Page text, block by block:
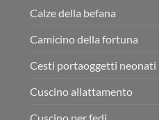
Calze della befana
Camicino della fortuna
Cesti portaoggetti neonati
Cuscino allattamento